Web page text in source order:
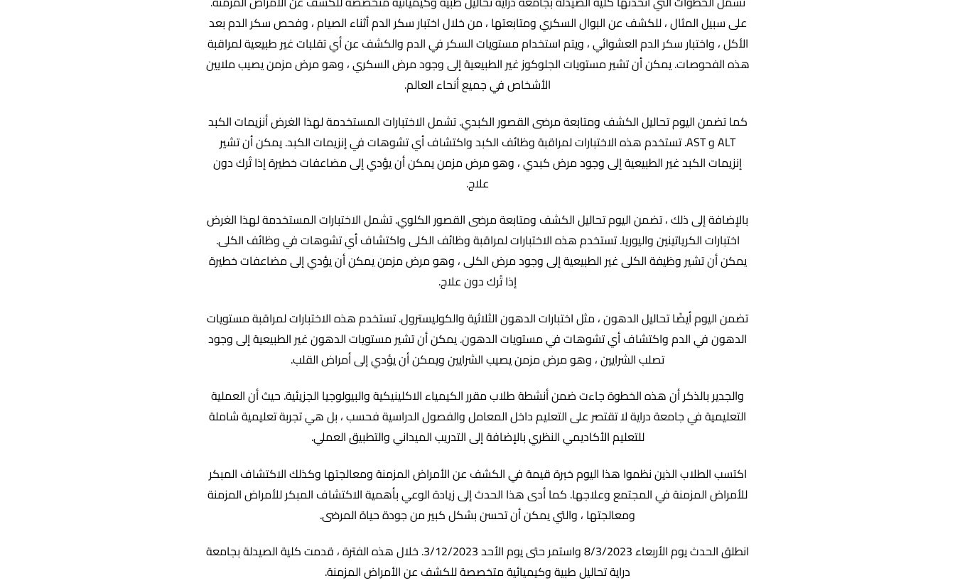
على سبيل المثال ، للكشف عن البوال السكري ومتابعتها ، من خلال اختبار سكر الدم أثناء الصيام ، وفحص سكر الدم بعد
الأكل ، واختبار سكر الدم العشوائي ، ويتم استخدام مستويات السكر في الدم والكشف عن أي تقلبات غير طبيعية لمراقبة
هذه الفحوصات. يمكن أن تشير مستويات الجلوكوز غير الطبيعية إلى وجود مرض السكري ، وهو مرض مزمن يصيب ملايين
الأشخاص في جميع أنحاء العالم.
كما تضمن اليوم تحاليل الكشف ومتابعة مرضى القصور الكبدي. تشمل الاختبارات المستخدمة لهذا الغرض أنزيمات الكبد
ALT و AST. تستخدم هذه الاختبارات لمراقبة وظائف الكبد واكتشاف أي تشوهات في إنزيمات الكبد. يمكن أن تشير
إنزيمات الكبد غير الطبيعية إلى وجود مرض كبدي ، وهو مرض مزمن يمكن أن يؤدي إلى مضاعفات خطيرة إذا تُرك دون
علاج.
بالإضافة إلى ذلك ، تضمن اليوم تحاليل الكشف ومتابعة مرضى القصور الكلوي. تشمل الاختبارات المستخدمة لهذا الغرض
اختبارات الكرياتينين واليوريا. تستخدم هذه الاختبارات لمراقبة وظائف الكلى واكتشاف أي تشوهات في وظائف الكلى.
يمكن أن تشير وظيفة الكلى غير الطبيعية إلى وجود مرض الكلى ، وهو مرض مزمن يمكن أن يؤدي إلى مضاعفات خطيرة
إذا تُرك دون علاج.
تضمن اليوم أيضًا تحاليل الدهون ، مثل اختبارات الدهون الثلاثية والكوليسترول. تستخدم هذه الاختبارات لمراقبة مستويات
الدهون في الدم واكتشاف أي تشوهات في مستويات الدهون. يمكن أن تشير مستويات الدهون غير الطبيعية إلى وجود
تصلب الشرايين ، وهو مرض مزمن يصيب الشرايين ويمكن أن يؤدي إلى أمراض القلب.
والجدير بالذكر أن هذه الخطوة جاءت ضمن أنشطة طلاب مقرر الكيمياء الاكلينيكية والبيولوجيا الجزيئية. حيث أن العملية
التعليمية في جامعة دراية لا تقتصر على التعليم داخل المعامل والفصول الدراسية فحسب ، بل هي تجربة تعليمية شاملة
للتعليم الأكاديمي النظري بالإضافة إلى التدريب الميداني والتطبيق العملي.
اكتسب الطلاب الذين نظموا هذا اليوم خبرة قيمة في الكشف عن الأمراض المزمنة ومعالجتها وكذلك الاكتشاف المبكر
للأمراض المزمنة في المجتمع وعلاجها. كما أدى هذا الحدث إلى زيادة الوعي بأهمية الاكتشاف المبكر للأمراض المزمنة
ومعالجتها ، والتي يمكن أن تحسن بشكل كبير من جودة حياة المرضى.
انطلق الحدث يوم الأربعاء 8/3/2023 واستمر حتى يوم الأحد 3/12/2023. خلال هذه الفترة ، قدمت كلية الصيدلة بجامعة
دراية تحاليل طبية وكيميائية متخصصة للكشف عن الأمراض المزمنة.